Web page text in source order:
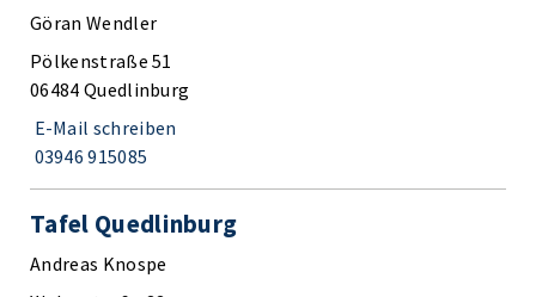
Göran Wendler
Pölkenstraße 51
06484 Quedlinburg
E-Mail schreiben
03946 915085
Tafel Quedlinburg
Andreas Knospe